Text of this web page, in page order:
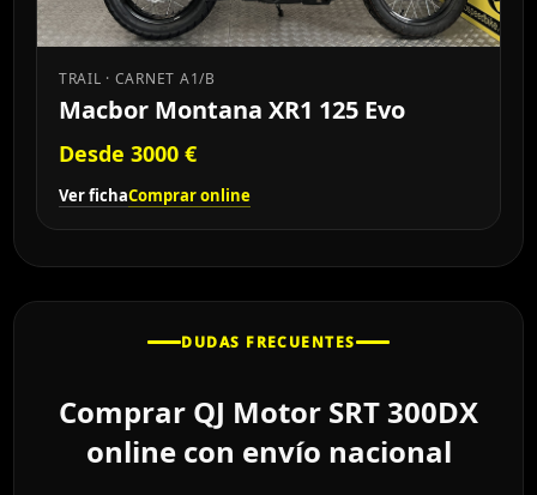
TRAIL · CARNET A1/B
Macbor Montana XR1 125 Evo
Desde 3000 €
Ver fichaComprar online
DUDAS FRECUENTES
Comprar QJ Motor SRT 300DX
online con envío nacional